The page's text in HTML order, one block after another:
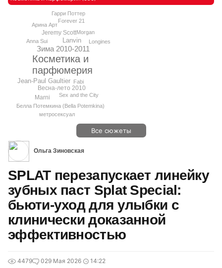
Косметика и
парфюмерия
Зима 2010-2011
Jean-Paul Gaultier
Lanvin
Весна-лето 2010
Jeremy Scott
Marni
Белла Потемкина (Bella Potemkina)
Sex and the City
Anna Sui
Forever 21
Гарри Поттер
Longines
Арина Арт
метросексуал
Fabi
Morgan
Все сюжеты
Ольга Зиновская
SPLAT перезапускает линейку
зубных паст Splat Special:
бьюти-уход для улыбки с
клинически доказанной
эффективностью
4479 029 Мая 2026 14:22